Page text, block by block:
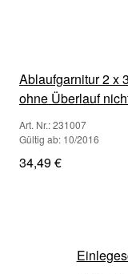
Ablaufgarnitur 2 x
ohne Überlauf
Art. Nr.: 231007
Gültig ab: 10/2016
34,49 €